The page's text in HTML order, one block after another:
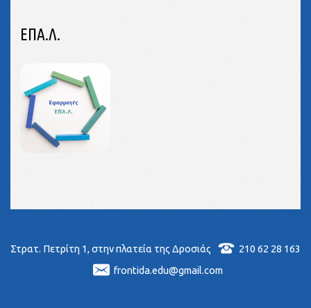
ΕΠΑ.Λ.
Στρατ. Πετρίτη 1, στην πλατεία της Δροσιάς
210 62 28 163
frontida.edu@gmail.com